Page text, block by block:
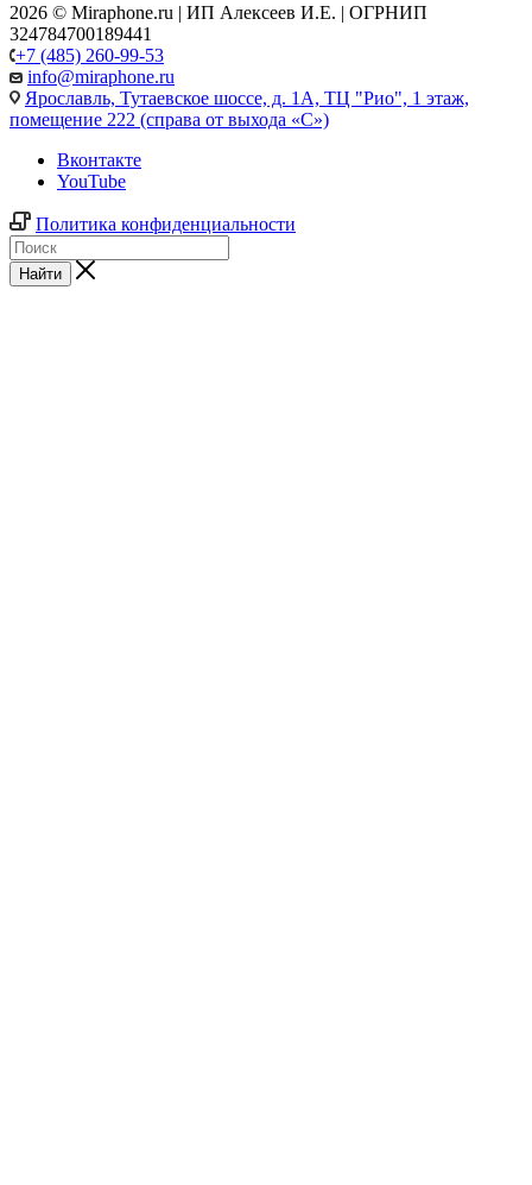
2026 © Miraphone.ru | ИП Алексеев И.Е. | ОГРНИП
324784700189441
+7 (485) 260-99-53
info@miraphone.ru
Ярославль, Тутаевское шоссе, д. 1А, ТЦ "Рио", 1 этаж,
помещение 222 (справа от выхода «С»)
Вконтакте
YouTube
Политика конфиденциальности
Найти